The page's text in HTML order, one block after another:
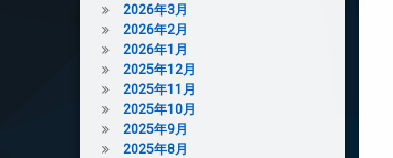
2026年3月
2026年2月
2026年1月
2025年12月
2025年11月
2025年10月
2025年9月
2025年8月